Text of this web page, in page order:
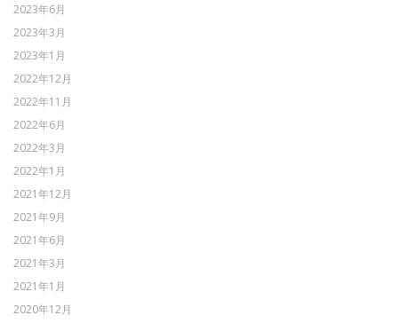
2023年6月
2023年3月
2023年1月
2022年12月
2022年11月
2022年6月
2022年3月
2022年1月
2021年12月
2021年9月
2021年6月
2021年3月
2021年1月
2020年12月